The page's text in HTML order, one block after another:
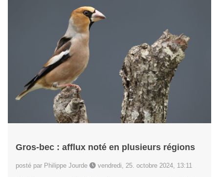
Gros-bec : afflux noté en plusieurs régions
posté par Philippe Jourde vendredi, 25. octobre 2024, 13:11